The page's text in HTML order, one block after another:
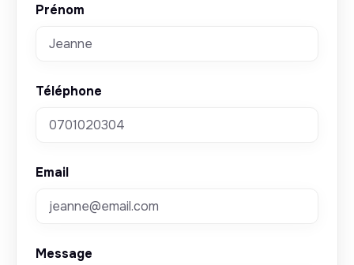
Prénom
Téléphone
Email
Message